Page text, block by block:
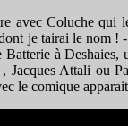
avecColuche qui
je tairai le nom !
à
Attali ou
le comique